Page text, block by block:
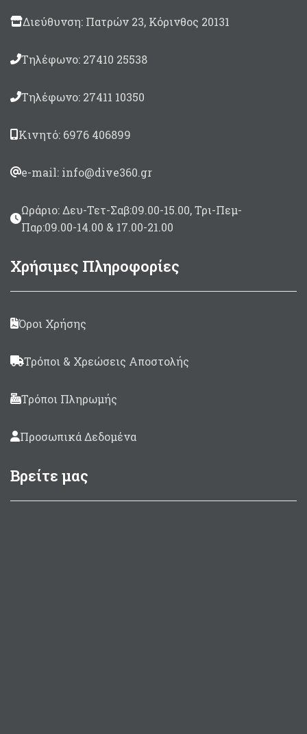
Διεύθυνση: Πατρών 23, Κόρινθος 20131
Τηλέφωνο: 27410 25538
Τηλέφωνο: 27411 10350
Κινητό: 6976 406899
e-mail: info@dive360.gr
Ωράριο: Δευ-Τετ-Σαβ:09.00-15.00, Τρι-Πεμ-
Παρ:09.00-14.00 & 17.00-21.00
Χρήσιμες Πληροφορίες
Όροι Χρήσης
Τρόποι & Χρεώσεις Αποστολής
Τρόποι Πληρωμής
Προσωπικά Δεδομένα
Βρείτε μας